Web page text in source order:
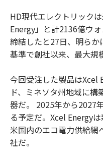
HD現代エレクトリック
Energy」と計2136億ウ
締結したと27日、明ら
基準で創社以来、最大規
今回受注した製品はXcel
ド、ミネソタ州地域に
器だ。 2025年から2027
る予定だ。Xcel Energy
米国内のエコ電力供給網
社だ。